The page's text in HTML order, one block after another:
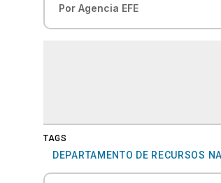
Por Agencia EFE
TAGS
DEPARTAMENTO DE RECURSOS